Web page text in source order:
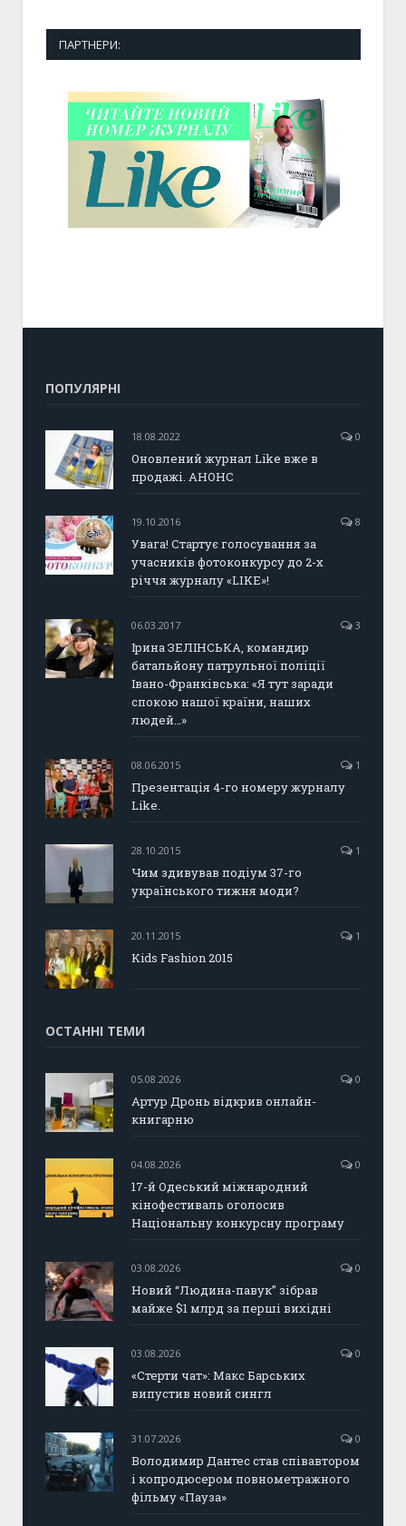
ПАРТНЕРИ:
ПОПУЛЯРНІ
18.08.2022 0
Оновлений журнал Like вже в
продажі. АНОНС
19.10.2016 8
Увага! Стартує голосування за
учасників фотоконкурсу до 2-х
річчя журналу «LIKE»!
06.03.2017 3
Ірина ЗЕЛІНСЬКА, командир
батальйону патрульної поліції
Івано-Франківська: «Я тут заради
спокою нашої країни, наших
людей…»
08.06.2015 1
Презентація 4-го номеру журналу
Like.
28.10.2015 1
Чим здивував подіум 37-го
українського тижня моди?
20.11.2015 1
Kids Fashion 2015
ОСТАННІ ТЕМИ
05.08.2026 0
Артур Дронь відкрив онлайн-
книгарню
04.08.2026 0
17-й Одеський міжнародний
кінофестиваль оголосив
Національну конкурсну програму
03.08.2026 0
Новий “Людина-павук” зібрав
майже $1 млрд за перші вихідні
03.08.2026 0
«Стерти чат»: Макс Барських
випустив новий сингл
31.07.2026 0
Володимир Дантес став співавтором
і копродюсером повнометражного
фільму «Пауза»